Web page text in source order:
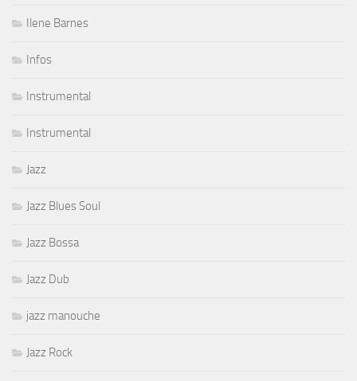
Ilene Barnes
Infos
Instrumental
Instrumental
Jazz
Jazz Blues Soul
Jazz Bossa
Jazz Dub
jazz manouche
Jazz Rock